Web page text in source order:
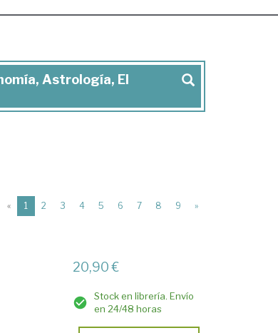
Astrología, El
« 1 (current)
2 3 4 5 6 7 8 9 »
20,90 €
Stock en librería. Envío
en 24/48 horas